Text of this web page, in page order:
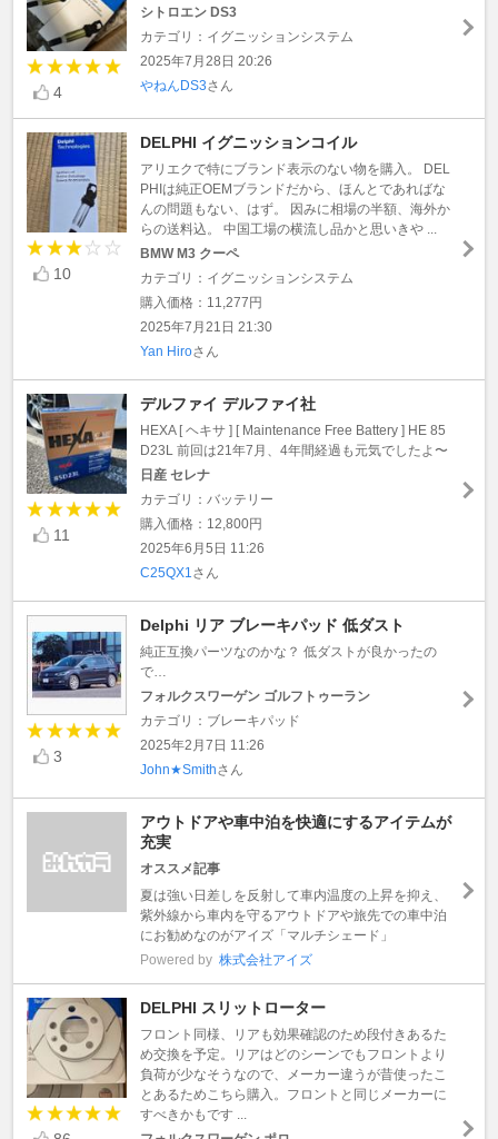
4
シトロエン DS3
カテゴリ：イグニッションシステム
2025年7月28日 20:26
やねんDS3さん
10
DELPHI イグニッションコイル
アリエクで特にブランド表示のない物を購入。 DEL
PHIは純正OEMブランドだから、ほんとであればな
んの問題もない、はず。 因みに相場の半額、海外か
らの送料込。 中国工場の横流し品かと思いきや ...
BMW M3 クーペ
カテゴリ：イグニッションシステム
購入価格：11,277円
2025年7月21日 21:30
Yan Hiroさん
11
デルファイ デルファイ社
HEXA [ ヘキサ ] [ Maintenance Free Battery ] HE 85
D23L 前回は21年7月、4年間経過も元気でしたよ〜
日産 セレナ
カテゴリ：バッテリー
購入価格：12,800円
2025年6月5日 11:26
C25QX1 さん
3
Delphi リア ブレーキパッド 低ダスト
純正互換パーツなのかな？ 低ダストが良かったの
で…
フォルクスワーゲン ゴルフトゥーラン
カテゴリ：ブレーキパッド
2025年2月7日 11:26
John★Smithさん
アウトドアや車中泊を快適にするアイテムが
充実
オススメ記事
夏は強い日差しを反射して車内温度の上昇を抑え、
紫外線から車内を守るアウトドアや旅先での車中泊
にお勧めなのがアイズ「マルチシェード」
Powered by 株式会社アイズ
DELPHI スリットローター
フロント同様、リアも効果確認のため段付きあるた
め交換を予定。リアはどのシーンでもフロントより
負荷が少なそうなので、メーカー違うが昔使ったこ
とあるためこちら購入。フロントと同じメーカーに
すべきかもです ...